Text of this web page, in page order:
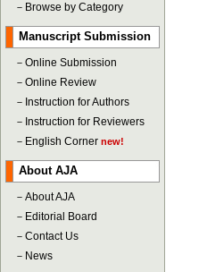
－ Browse by Category
Manuscript Submission
－ Online Submission
－ Online Review
－ Instruction for Authors
－ Instruction for Reviewers
－ English Corner new!
About AJA
－ About AJA
－ Editorial Board
－ Contact Us
－ News